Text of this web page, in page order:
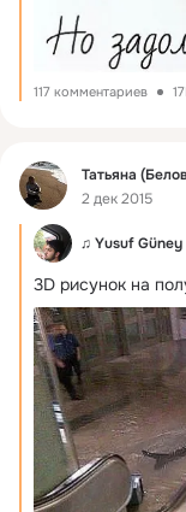
117 комментариев
Фид Татьяна
2 дек 2015
♫ Yusuf Güney
3D рисунок на